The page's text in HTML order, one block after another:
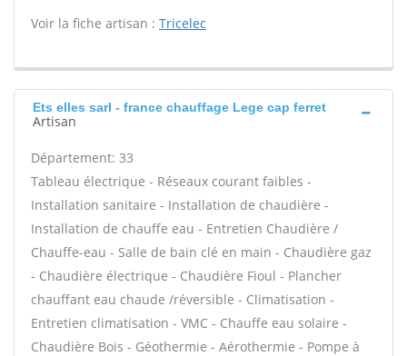
Voir la fiche artisan : Tricelec
Ets elles sarl - france chauffage Lege cap ferret
Artisan
Département: 33
Tableau électrique - Réseaux courant faibles -
Installation sanitaire - Installation de chaudière -
Installation de chauffe eau - Entretien Chaudière /
Chauffe-eau - Salle de bain clé en main - Chaudière gaz
- Chaudière électrique - Chaudière Fioul - Plancher
chauffant eau chaude /réversible - Climatisation -
Entretien climatisation - VMC - Chauffe eau solaire -
Chaudière Bois - Géothermie - Aérothermie - Pompe à